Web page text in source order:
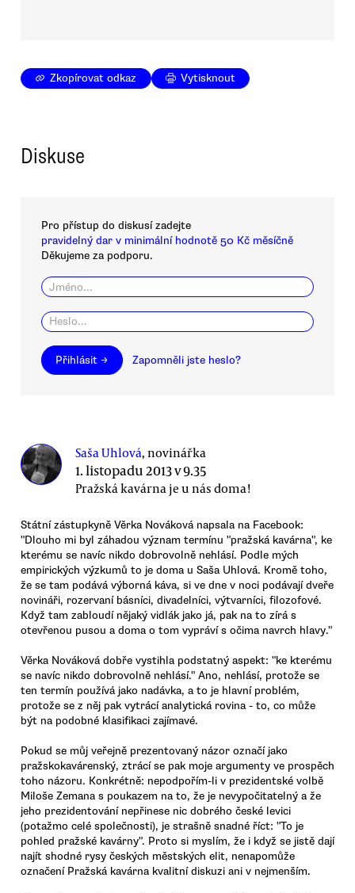
Zkopírovat odkaz Vytisknout
Diskuse
Pro přístup do diskusí zadejte
pravidelný dar v minimální hodnotě 50 Kč měsíčně
Děkujeme za podporu.
Přihlásit → Zapomněli jste heslo?
Saša Uhlová, novinářka
1. listopadu 2013 v 9.35
Pražská kavárna je u nás doma!
Státní zástupkyně Věrka Nováková napsala na Facebook:
"Dlouho mi byl záhadou význam termínu "pražská kavárna", ke
kterému se navíc nikdo dobrovolně nehlásí. Podle mých
empirických výzkumů to je doma u Saša Uhlová. Kromě toho,
že se tam podává výborná káva, si ve dne v noci podávají dveře
novináři, rozervaní básníci, divadelníci, výtvarníci, filozofové.
Když tam zabloudí nějaký vidlák jako já, pak na to zírá s
otevřenou pusou a doma o tom vypráví s očima navrch hlavy."
Věrka Nováková dobře vystihla podstatný aspekt: "ke kterému
se navíc nikdo dobrovolně nehlásí." Ano, nehlásí, protože se
ten termín používá jako nadávka, a to je hlavní problém,
protože se z něj pak vytrácí analytická rovina - to, co může
být na podobné klasifikaci zajímavé.
Pokud se můj veřejně prezentovaný názor označí jako
pražskokavárenský, ztrácí se pak moje argumenty ve prospěch
toho názoru. Konkrétně: nepodpořím-li v prezidentské volbě
Miloše Zemana s poukazem na to, že je nevypočitatelný a že
jeho prezidentování nepřinese nic dobrého české levici
(potažmo celé společnosti), je strašně snadné říct: "To je
pohled pražské kavárny". Proto si myslím, že i když se jistě dají
najít shodné rysy českých městských elit, nenapomůže
označení Pražská kavárna kvalitní diskuzi ani v nejmenším.